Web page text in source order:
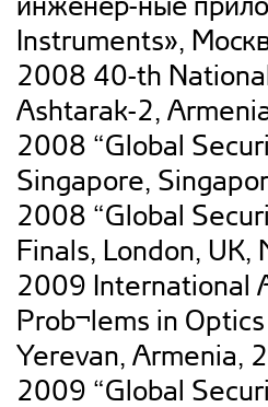
Instruments»,
2008 40-th
Ashtarak-2,
2008 “Global
Singapore,
2008 “Global
Finals, London,
2009 International
Prob¬lems in
Yerevan, Armenia,
2009 “Global